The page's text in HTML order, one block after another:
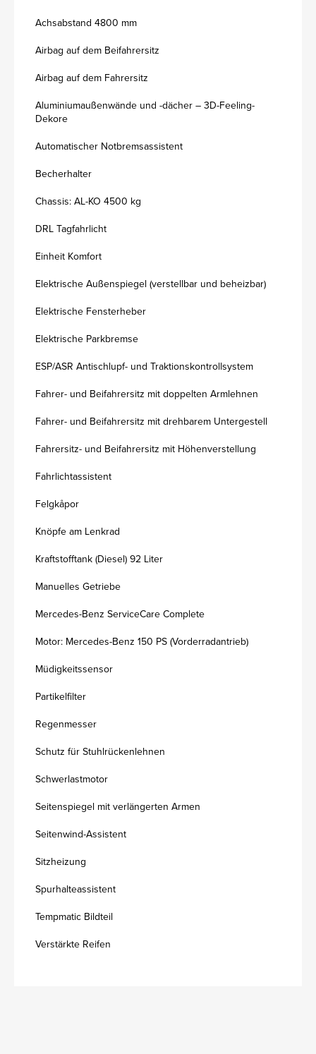
Achsabstand 4800 mm
Airbag auf dem Beifahrersitz
Airbag auf dem Fahrersitz
Aluminiumaußenwände und -dächer – 3D-Feeling-
Dekore
Automatischer Notbremsassistent
Becherhalter
Chassis: AL-KO 4500 kg
DRL Tagfahrlicht
Einheit Komfort
Elektrische Außenspiegel (verstellbar und beheizbar)
Elektrische Fensterheber
Elektrische Parkbremse
ESP/ASR Antischlupf- und Traktionskontrollsystem
Fahrer- und Beifahrersitz mit doppelten Armlehnen
Fahrer- und Beifahrersitz mit drehbarem Untergestell
Fahrersitz- und Beifahrersitz mit Höhenverstellung
Fahrlichtassistent
Felgkåpor
Knöpfe am Lenkrad
Kraftstofftank (Diesel) 92 Liter
Manuelles Getriebe
Mercedes-Benz ServiceCare Complete
Motor: Mercedes-Benz 150 PS (Vorderradantrieb)
Müdigkeitssensor
Partikelfilter
Regenmesser
Schutz für Stuhlrückenlehnen
Schwerlastmotor
Seitenspiegel mit verlängerten Armen
Seitenwind-Assistent
Sitzheizung
Spurhalteassistent
Tempmatic Bildteil
Verstärkte Reifen